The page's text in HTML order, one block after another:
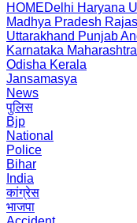
HOMEDelhi Haryana
Madhya Pradesh
Uttarakhand Punjab
Karnataka Maharashtra
Odisha Kerala
Jansamasya
News
पुलिस
Bjp
National
Police
Bihar
India
कांग्रेस
भाजपा